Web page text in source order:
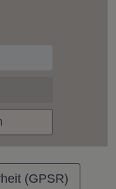
(GPSR)